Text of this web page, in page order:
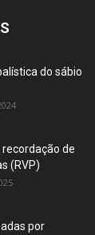
do sábio
recordação de
(RVP)
por